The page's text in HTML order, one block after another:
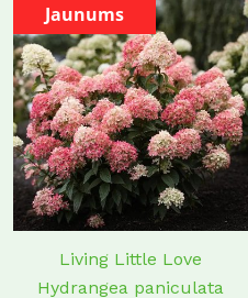
Jaunums
Living Little Love
Hydrangea paniculata